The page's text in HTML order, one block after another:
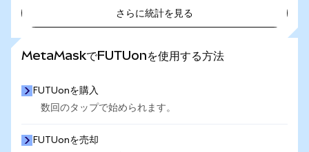
さらに統計を見る
MetaMaskでFUTUonを使用する方法
FUTUonを購入
数回のタップで始められます。
FUTUonを売却